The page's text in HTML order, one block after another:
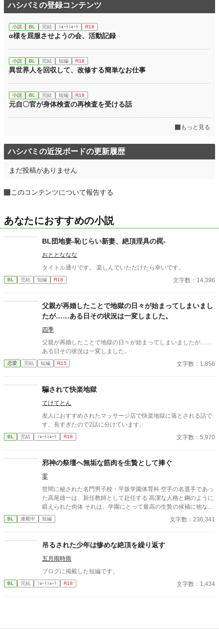
ハシバミの登録コンテンツ
小説 BL 完結 ｼｮｰﾄｼｮｰﾄ R18
α様を屈服させようの会、活動記録
小説 BL 完結 短編 R18
異世界人を回収して、改修する簡単なお仕事
小説 BL 完結 短編 R18
元自〇官が身体検査の再検査を受ける話
もっと見る
ハシバミの近況ボードの更新履歴
まだ投稿がありません
このコンテンツについて報告する
あなたにおすすめの小説
BL団地妻-恥じらい新妻、絶頂淫具の罠-
おととななな
タイトル通りです。 楽しんでいただけたら幸いです。
BL 完結 短編 R18 文字数：14,396
父親が再婚したことで地獄の日々が始まってしまいまし
たが……ある日その状況は一変しました。
四季
父親が再婚したことで地獄の日々が始まってしまいましたが……
ある日その状況は一変しました。
恋愛 完結 短編 R15 文字数：1,856
騙されて快楽地獄
てけてとん
友人におすすめされたマッサージ店で快楽地獄に落とされる話で
す。長すぎたので2話に分けています。
BL 完結 ｼｮｰﾄｼｮｰﾄ R18 文字数：5,970
邪神の祭壇へ無垢な筋肉を生贄として捧ぐ
零
世間に秘された名門男子校・平坂学園体育科 空手の名選手であっ
た高尾雄一は、新任教師として赴任する 高潔な人格と鋼のように
鍛えられた肉体 それは、学園にとって最高の生贄の候補に他なら
なかった 至高の筋肉を持つ、精神を削られ意志をなくした青年を
太古の神に捧げるため、“水”、“風”、“土”の信奉者達が暗躍する 意
校で繰り広げられるダークファンタジー
BL 連載中 短編 文字数：236,341
吊るされた少年は惨めな絶頂を繰り返す
五月雨時雨
ブログに掲載した短編です。
BL 完結 ｼｮｰﾄｼｮｰﾄ R18 文字数：1,434